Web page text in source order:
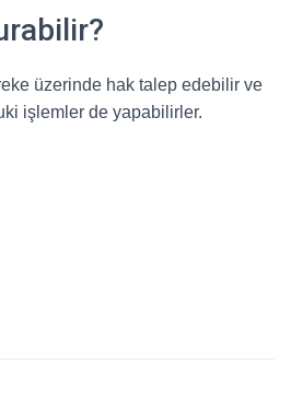
üzerinde hak talep edebilir ve
işlemler de yapabilirler.